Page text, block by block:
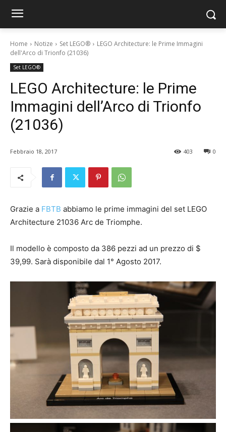
Home Notize Set LEGO®
LEGO Architecture: le Prime Immagini
dell'Arco di Trionfo (21036)
Set LEGO®
LEGO Architecture: le Prime
Immagini dell’Arco di Trionfo
(21036)
Febbraio 18, 2017 0
403
Grazie a FBTB abbiamo le prime immagini del set LEGO
Architecture 21036 Arc de Triomphe.
Il modello è composto da 386 pezzi ad un prezzo di $
39,99. Sarà disponibile dal 1° Agosto 2017.